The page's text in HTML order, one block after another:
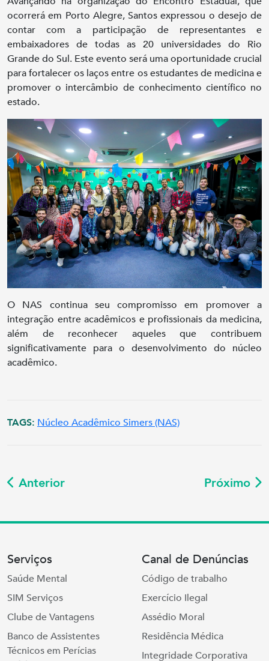
ocorrerá em Porto Alegre, Santos expressou o desejo de
contar com a participação de representantes e
embaixadores de todas as 20 universidades do Rio
Grande do Sul. Este evento será uma oportunidade crucial
para fortalecer os laços entre os estudantes de medicina e
promover o intercâmbio de conhecimento científico no
estado.
O NAS continua seu compromisso em promover a
integração entre acadêmicos e profissionais da medicina,
além de reconhecer aqueles que contribuem
significativamente para o desenvolvimento do núcleo
acadêmico.
TAGS: Núcleo Acadêmico Simers (NAS)
Anterior Próximo
Serviços
Saúde Mental
SIM Serviços
Clube de Vantagens
Banco de Assistentes
Técnicos em Perícias
Canal de Denúncias
Código de trabalho
Exercício Ilegal
Assédio Moral
Residência Médica
Integridade Corporativa